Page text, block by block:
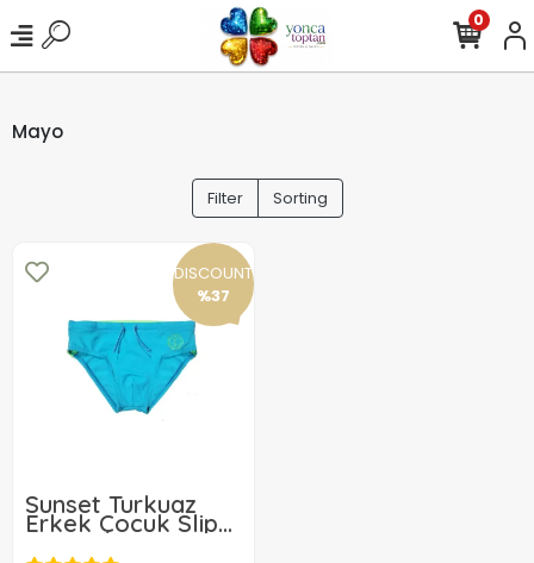
0
Mayo
Filter Sorting
DISCOUNT
%37
Sunset Turkuaz
Erkek Çocuk Slip
Mayo